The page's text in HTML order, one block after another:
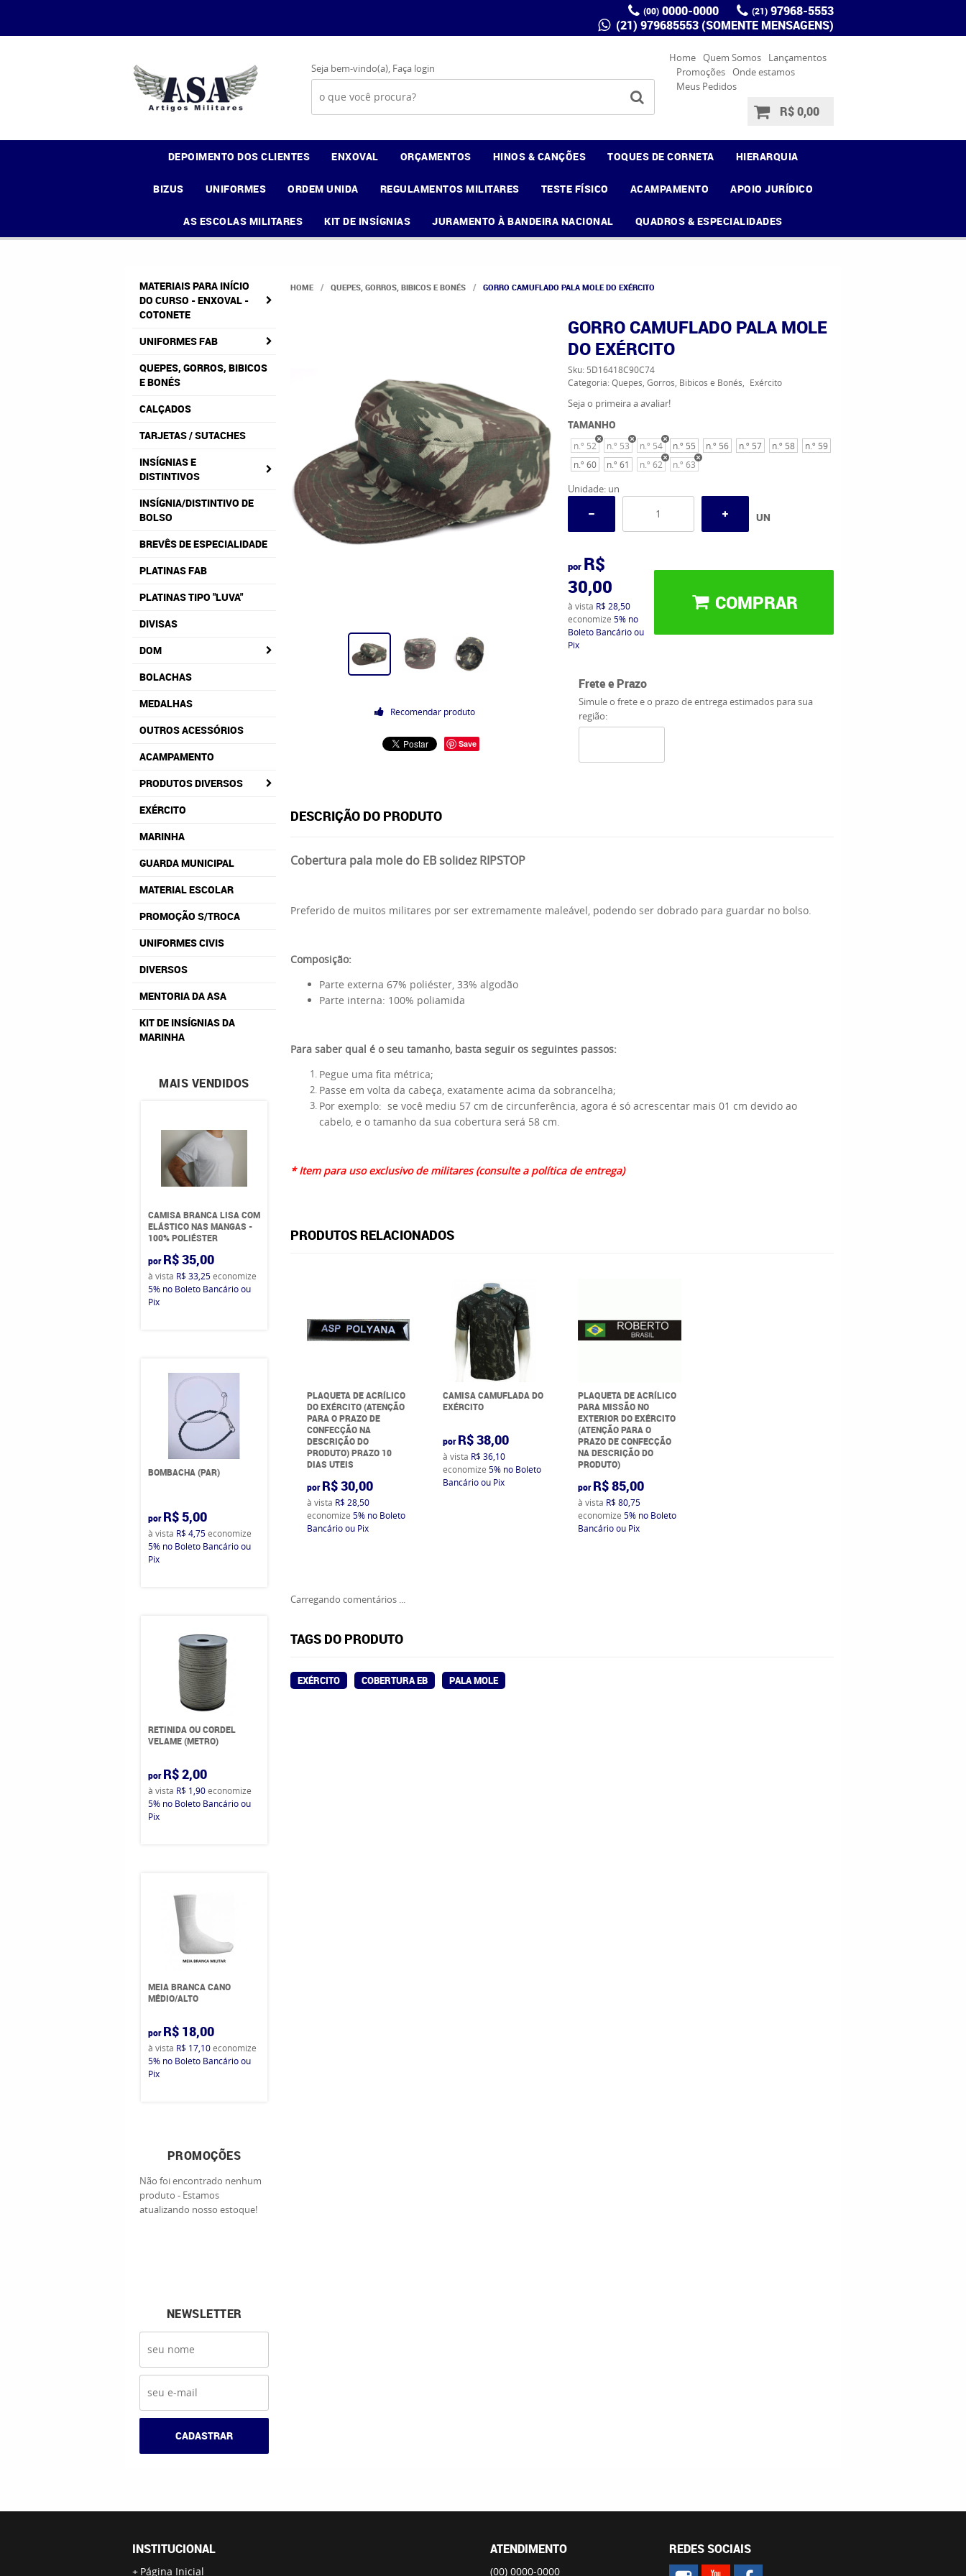
(00) 0000-0000 (21) 97968-5553
(21) 979685553 (SOMENTE MENSAGENS)
Seja bem-vindo(a), Faça login
Home Quem Somos
Lançamentos
Promoções Onde estamos
Meus Pedidos
R$ 0,00
DEPOIMENTO DOS CLIENTES ENXOVAL ORÇAMENTOS HINOS & CANÇÕES TOQUES DE CORNETA HIERARQUIA
BIZUS UNIFORMES ORDEM UNIDA REGULAMENTOS MILITARES TESTE FÍSICO ACAMPAMENTO APOIO JURÍDICO
AS ESCOLAS MILITARES KIT DE INSÍGNIAS JURAMENTO À BANDEIRA NACIONAL QUADROS & ESPECIALIDADES
MATERIAIS PARA INÍCIO
DO CURSO - ENXOVAL -
COTONETE
UNIFORMES FAB
QUEPES, GORROS, BIBICOS
E BONÉS
CALÇADOS
TARJETAS / SUTACHES
INSÍGNIAS E
DISTINTIVOS
INSÍGNIA/DISTINTIVO DE
BOLSO
BREVÊS DE ESPECIALIDADE
PLATINAS FAB
PLATINAS TIPO "LUVA"
DIVISAS
DOM
BOLACHAS
MEDALHAS
OUTROS ACESSÓRIOS
ACAMPAMENTO
PRODUTOS DIVERSOS
EXÉRCITO
MARINHA
GUARDA MUNICIPAL
MATERIAL ESCOLAR
PROMOÇÃO S/TROCA
UNIFORMES CIVIS
DIVERSOS
MENTORIA DA ASA
KIT DE INSÍGNIAS DA
MARINHA
MAIS VENDIDOS
CAMISA BRANCA LISA COM
ELÁSTICO NAS MANGAS -
100% POLIÉSTER
por R$ 35,00
à vista R$ 33,25economize
5% no Boleto Bancário ou
Pix
BOMBACHA (PAR)
por R$ 5,00
à vista R$ 4,75economize
5% no Boleto Bancário ou
Pix
RETINIDA OU CORDEL
VELAME (METRO)
por R$ 2,00
à vista R$ 1,90economize
5% no Boleto Bancário ou
Pix
MEIA BRANCA CANO
MÉDIO/ALTO
por R$ 18,00
à vista R$ 17,10economize
5% no Boleto Bancário ou
Pix
PROMOÇÕES
Não foi encontrado nenhum
produto - Estamos
atualizando nosso estoque!
NEWSLETTER
CADASTRAR
HOME QUEPES, GORROS, BIBICOS E BONÉS GORRO CAMUFLADO PALA MOLE DO EXÉRCITO
Recomendar produto
Save
GORRO CAMUFLADO PALA MOLE
DO EXÉRCITO
Sku: 5D16418C90C74
Categoria: Quepes, Gorros, Bibicos e Bonés Exército
Seja o primeira a avaliar!
TAMANHO
n.º 52 n.º 53 n.º 54 n.º 55 n.º 56 n.º 57 n.º 58
n.º 59
n.º 60
n.º 61 n.º 62 n.º 63
Unidade: un
UN
por R$
30,00
à vista R$ 28,50
economize 5% no
Boleto Bancário ou
Pix
COMPRAR
Frete e Prazo
Simule o frete e o prazo de entrega estimados para sua
região:
DESCRIÇÃO DO PRODUTO
Cobertura pala mole do EB solidez RIPSTOP
Preferido de muitos militares por ser extremamente maleável, podendo ser dobrado para guardar no bolso.
Composição:
Parte externa 67% poliéster, 33% algodão
Parte interna: 100% poliamida
Para saber qual é o seu tamanho, basta seguir os seguintes passos:
Pegue uma fita métrica;
Passe em volta da cabeça, exatamente acima da sobrancelha;
Por exemplo: se você mediu 57 cm de circunferência, agora é só acrescentar mais 01 cm devido ao
cabelo, e o tamanho da sua cobertura será 58 cm.
* Item para uso exclusivo de militares (consulte a política de entrega)
PRODUTOS RELACIONADOS
PLAQUETA DE ACRÍLICO
DO EXÉRCITO (ATENÇÃO
PARA O PRAZO DE
CONFECÇÃO NA
DESCRIÇÃO DO
PRODUTO) PRAZO 10
DIAS UTEIS
por R$ 30,00
à vista R$ 28,50
economize 5% no Boleto
Bancário ou Pix
CAMISA CAMUFLADA DO
EXÉRCITO
por R$ 38,00
à vista R$ 36,10
economize 5% no Boleto
Bancário ou Pix
PLAQUETA DE ACRÍLICO
PARA MISSÃO NO
EXTERIOR DO EXÉRCITO
(ATENÇÃO PARA O
PRAZO DE CONFECÇÃO
NA DESCRIÇÃO DO
PRODUTO)
por R$ 85,00
à vista R$ 80,75
economize5% no Boleto
Bancário ou Pix
Carregando comentários ...
TAGS DO PRODUTO
EXÉRCITO COBERTURA EB PALA MOLE
INSTITUCIONAL
Página Inicial
ATENDIMENTO
(00) 0000-0000
REDES SOCIAIS